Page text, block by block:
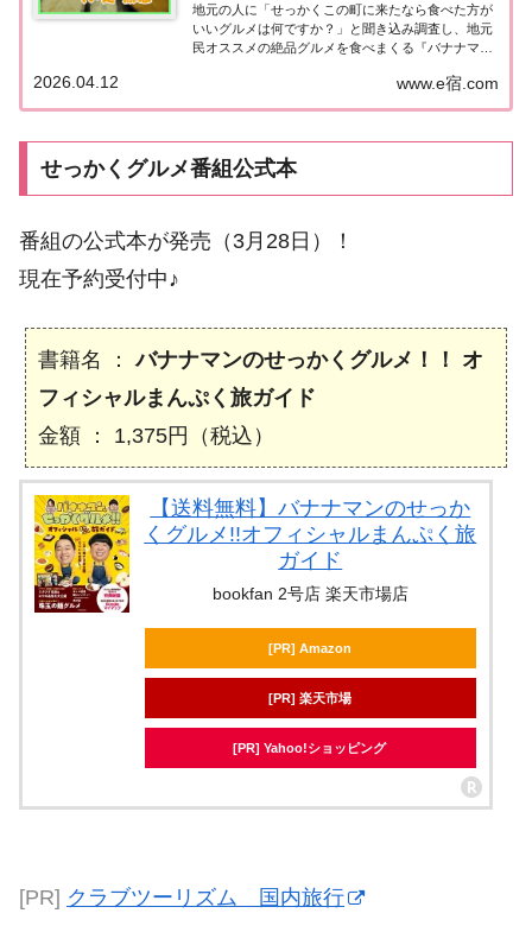
地元の人に「せっかくこの町に来たなら食べた方が
いいグルメは何ですか？」と聞き込み調査し、地元
民オススメの絶品グルメを食べまくる『バナナマン
マンのせっかくグルメ』は山田裕貴＆有村架純が千
葉県・富津で絶品グルメを満喫！こちらのページ...
www.e宿.com
2026.04.12
せっかくグルメ番組公式本
番組の公式本が発売（3月28日）！
現在予約受付中♪
書籍名 ：バナナマンのせっかくグルメ！！ オ
フィシャルまんぷく旅ガイド
金額 ： 1,375円（税込）
【送料無料】バナナマンのせっか
くグルメ!!オフィシャルまんぷく旅
ガイド
bookfan 2号店 楽天市場店
[PR] Amazon
[PR] 楽天市場
[PR] Yahoo!ショッピング
[PR] クラブツーリズム 国内旅行